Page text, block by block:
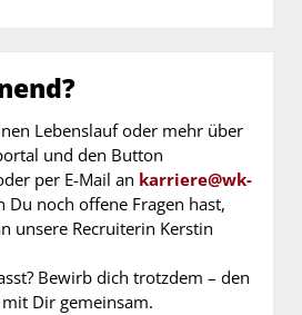
Lebenslauf oder mehr über
und den Button
per E-Mail an karriere@wk-
Du noch offene Fragen hast,
unsere Recruiterin Kerstin
Bewirb dich trotzdem – den
Dir gemeinsam.